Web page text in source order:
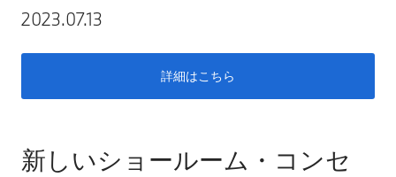
2023.07.13
詳細はこちら
新しいショールーム・コンセ